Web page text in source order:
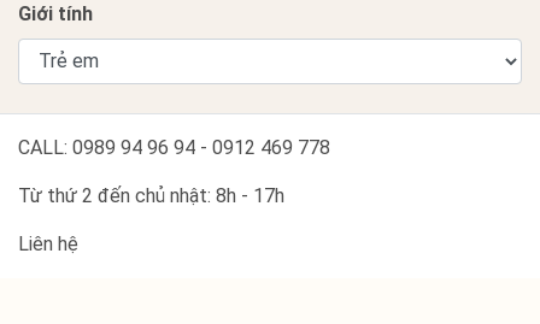
Giới tính
CALL: 0989 94 96 94 - 0912 469 778
Từ thứ 2 đến chủ nhật: 8h - 17h
Liên hệ